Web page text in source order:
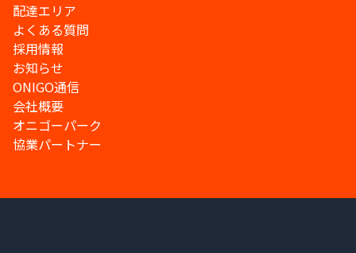
配達エリア
よくある質問
採用情報
お知らせ
ONIGO通信
会社概要
オニゴーパーク
協業パートナー